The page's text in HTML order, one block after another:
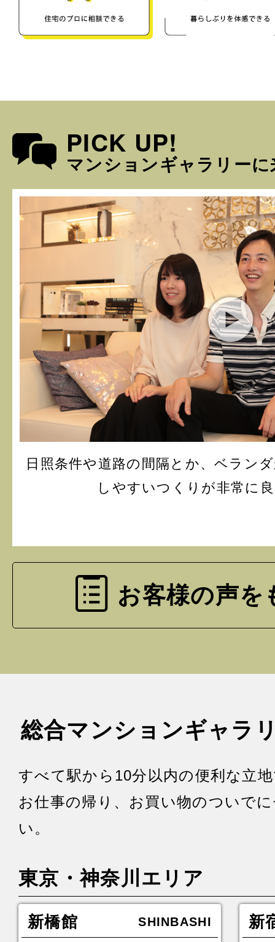
PICK UP!
マンションギャラリー
日照条件や道路の間隔とか、ベラン
しやすいつくりが非常に
お客様の声を
総合マンションギャラ
すべて駅から10分以内の便利な立
お仕事の帰り、お買い物のついで
い。
東京・神奈川エリア
新橋館 SHINBASHI 新